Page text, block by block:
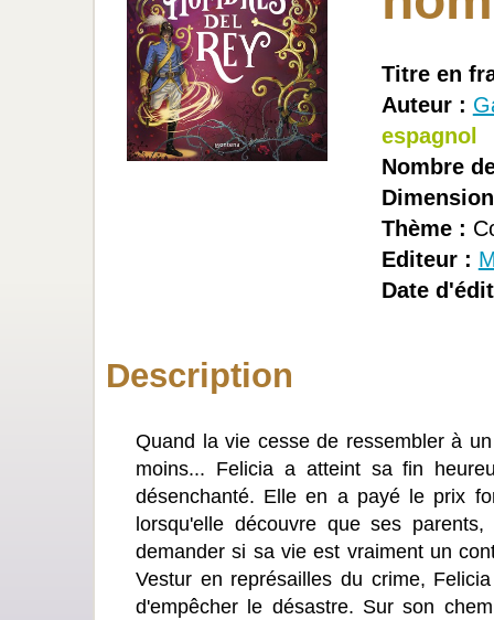
Titre en
Auteur :
espagnol
Nombre
Thème :
Editeur :
Date
Description
Quand la vie cesse de ressembler à
moins... Felicia a atteint sa fin
désenchanté. Elle en a payé le prix
lorsqu'elle découvre que ses
demander si sa vie est vraiment un
Vestur en représailles du crime,
d'empêcher le désastre. Sur son